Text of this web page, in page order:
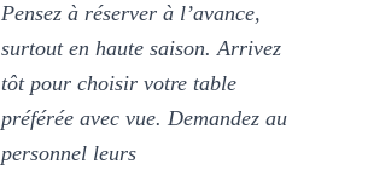
Pensez à réserver à l’avance,
surtout en haute saison. Arrivez
tôt pour choisir votre table
préférée avec vue. Demandez au
personnel leurs